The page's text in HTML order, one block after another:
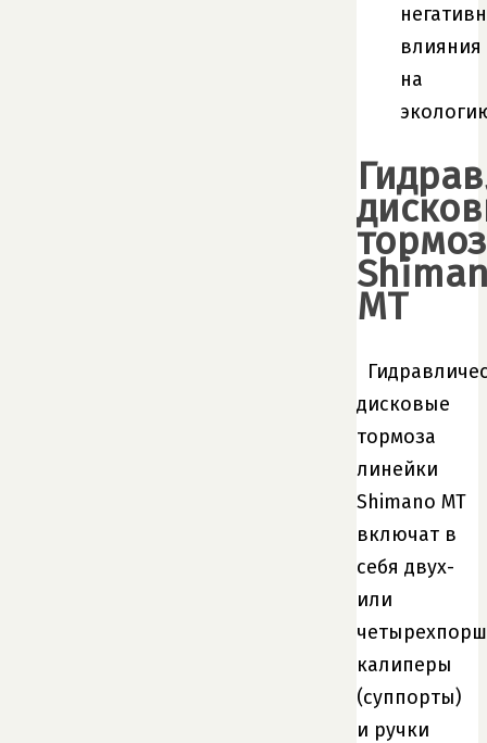
влияния
на
MT
дисковые
тормоза
линейки
Shimano MT
включат в
себя двух-
или
калиперы
(суппорты)
и ручки